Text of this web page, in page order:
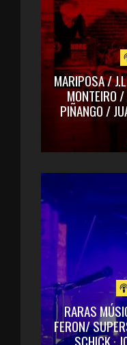
MARIPOSA /
MONTEIRO
PIÑANGO /
RARAS
FERON/
SCHICK ·